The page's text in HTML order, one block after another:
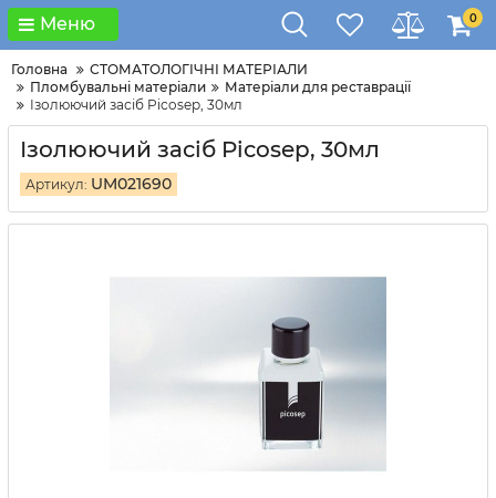
Меню 0
Головна
СТОМАТОЛОГІЧНІ МАТЕРІАЛИ
Пломбувальні матеріали
Матеріали для реставрації
Ізолюючий засіб Picosep, 30мл
Ізолюючий засіб Picosep, 30мл
Артикул: UM021690